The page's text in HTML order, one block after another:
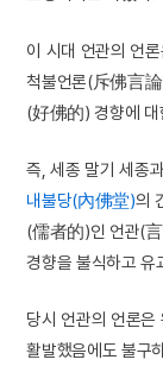
이 시대 언관의 언
척불언론(斥佛言論
(好佛的) 경향에 대
즉, 세종 말기 세종
내불당(內佛堂)의
(儒者的)인 언관(言
경향을 불식하고 유
당시 언관의 언론은
활발했음에도 불구